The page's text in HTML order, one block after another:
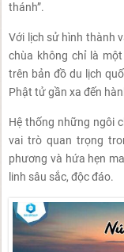
thánh”.
Với lịch sử hình thành
chùa không chỉ là
trên bản đồ du lịch
Phật tử gần xa đến
Hệ thống những ngôi
vai trò quan trọng
phương và hứa hẹn
linh sâu sắc, độc đáo.